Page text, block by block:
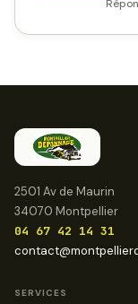
2501 Av de Maurin
34070 Montpellier
04 67 42 14 31
SERVICES